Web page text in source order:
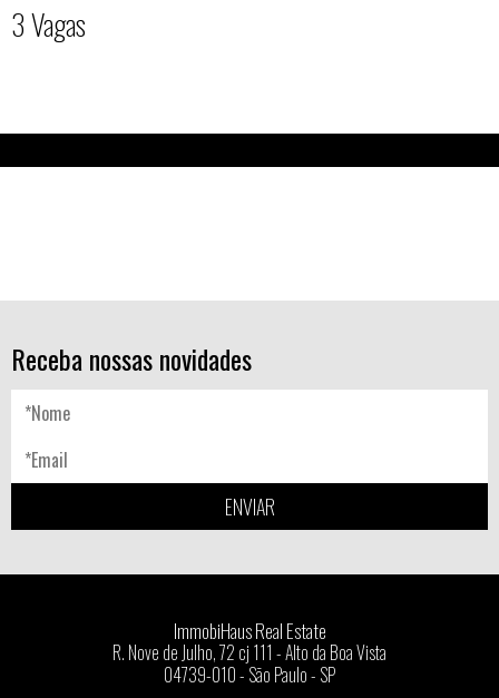
3 Vagas
Receba nossas novidades
ENVIAR
ImmobiHaus Real Estate
R. Nove de Julho, 72 cj 111 - Alto da Boa Vista
04739-010 - São Paulo - SP